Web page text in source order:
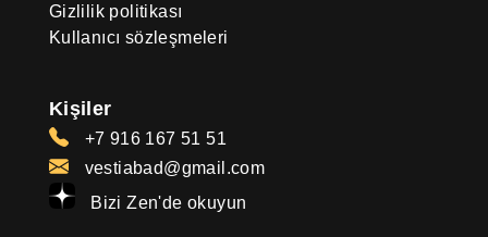
Gizlilik politikası
Kullanıcı sözleşmeleri
Kişiler
+7 916 167 51 51
vestiabad@gmail.com
Bizi Zen'de okuyun